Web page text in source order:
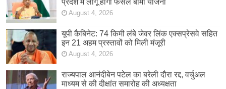
August 4, 2026
यूपी कैबिनेट: 74 किमी लंबे जेवर लिंक एक्सप्रेसवे सहित
इन 21 अहम प्रस्तावों को मिली मंजूरी
August 4, 2026
राज्यपाल आनंदीबेन पटेल का बरेली दौरा रद्द, वर्चुअल
माध्यम से की दीक्षांत समारोह की अध्यक्षता